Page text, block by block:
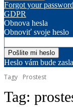
Forgot your
GDPR
Obnova hesla
Obnoviť svoje heslo
Heslo vám bude
Tagy
Prostest
Tag: